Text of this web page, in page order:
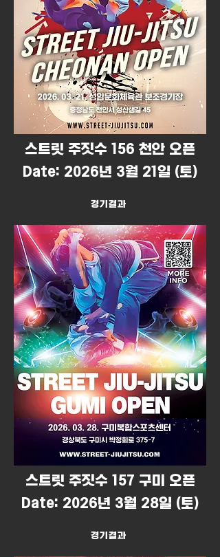
​스트릿 주짓수 156 천안 오픈
Date: 2026년 3월 21일 (토)
경기결과
​스트릿 주짓수 157 구미 오픈
Date: 2026년 3월 28일 (토)
경기결과